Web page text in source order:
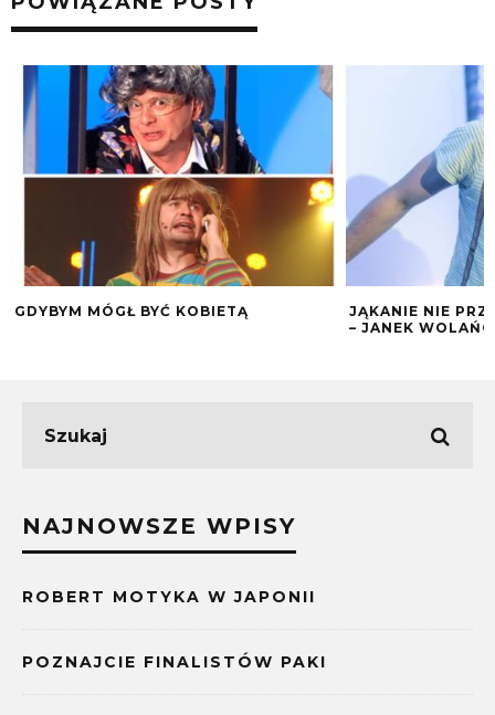
GDYBYM MÓGŁ BYĆ KOBIETĄ
JĄKANIE NIE
– JANEK
NAJNOWSZE WPISY
ROBERT MOTYKA W JAPONII
POZNAJCIE FINALISTÓW PAKI